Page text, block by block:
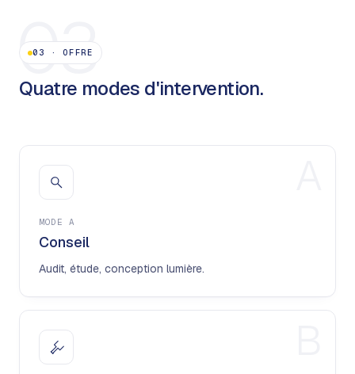
03
03 ·OFFRE
Quatre modes d'intervention.
MODE A
Conseil
Audit, étude, conception lumière.